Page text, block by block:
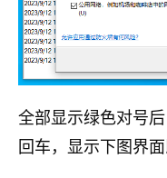
全部显示绿色对号
回车，显示下图界